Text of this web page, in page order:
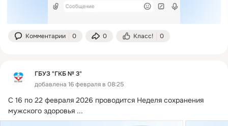
Комментарии 0 0 Класс! 0
ГБУЗ "ГКБ № 3"
добавлена 16 февраля в 08:25
С 16 по 22 февраля 2026 проводится Неделя сохранения
мужского здоровья ...